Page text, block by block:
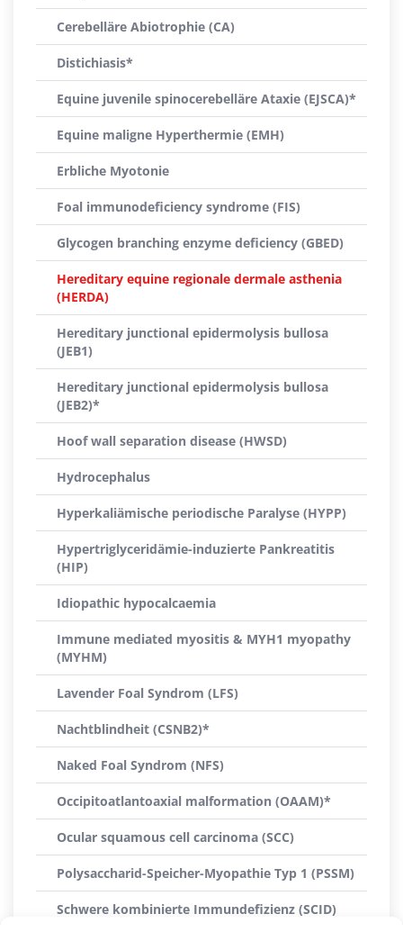
Cerebelläre Abiotrophie (CA)
Distichiasis*
Equine juvenile spinocerebelläre Ataxie (EJSCA)*
Equine maligne Hyperthermie (EMH)
Erbliche Myotonie
Foal immunodeficiency syndrome (FIS)
Glycogen branching enzyme deficiency (GBED)
Hereditary equine regionale dermale asthenia
(HERDA)
Hereditary junctional epidermolysis bullosa
(JEB1)
Hereditary junctional epidermolysis bullosa
(JEB2)*
Hoof wall separation disease (HWSD)
Hydrocephalus
Hyperkaliämische periodische Paralyse (HYPP)
Hypertriglyceridämie-induzierte Pankreatitis
(HIP)
Idiopathic hypocalcaemia
Immune mediated myositis & MYH1 myopathy
(MYHM)
Lavender Foal Syndrom (LFS)
Nachtblindheit (CSNB2)*
Naked Foal Syndrom (NFS)
Occipitoatlantoaxial malformation (OAAM)*
Ocular squamous cell carcinoma (SCC)
Polysaccharid-Speicher-Myopathie Typ 1 (PSSM)
Schwere kombinierte Immundefizienz (SCID)